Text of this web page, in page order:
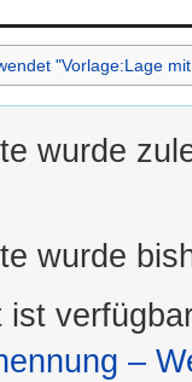
"Vorlage:Lage
wurde
wurde
ist
–